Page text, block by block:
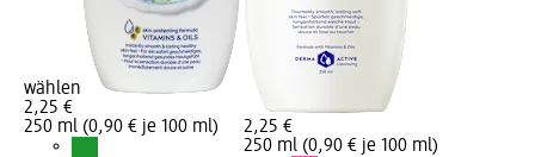
wählen
2,25 €
250 ml (0,90 € je 100 ml)
2,25 €
250 ml (0,90 € je 100 ml)